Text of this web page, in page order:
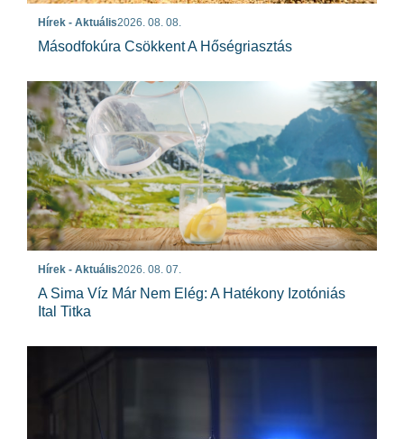
Hírek - Aktuális2026. 08. 08.
Másodfokúra Csökkent A Hőségriasztás
Hírek - Aktuális2026. 08. 07.
A Sima Víz Már Nem Elég: A Hatékony Izotóniás
Ital Titka